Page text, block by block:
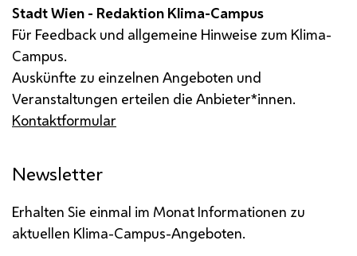
Stadt Wien - Redaktion Klima-Campus
Für Feedback und allgemeine Hinweise zum Klima-
Campus.
Auskünfte zu einzelnen Angeboten und
Veranstaltungen erteilen die Anbieter*innen.
Kontaktformular
Newsletter
Erhalten Sie einmal im Monat Informationen zu
aktuellen Klima-Campus-Angeboten.